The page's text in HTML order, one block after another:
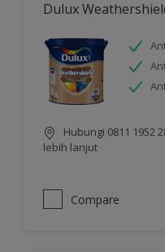
Dulux
Hubungi 0811 1952
lebih lanjut
Compare